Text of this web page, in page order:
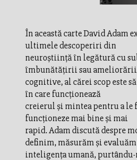
În această carte David Adam
ultimele descoperiri din
neuroştiinţă în legătură cu
îmbunătăţirii sau ameliorării
cognitive, al cărei scop este
în care funcţionează
creierul şi mintea pentru a le
funcţioneze mai bine şi mai
rapid. Adam discută despre
definim, măsurăm şi evaluăm
inteligenţa umană,